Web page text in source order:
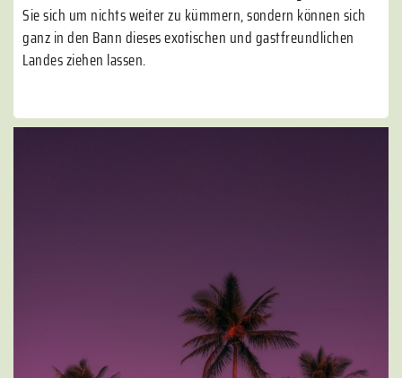
Sie sich um nichts weiter zu kümmern, sondern können sich
ganz in den Bann dieses exotischen und gastfreundlichen
Landes ziehen lassen.